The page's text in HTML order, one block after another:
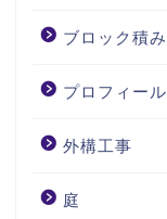
ブロック積み
プロフィール
外構工事
庭